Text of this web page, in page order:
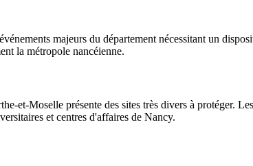
majeurs du département nécessitant un
la métropole nancéienne.
et-Moselle présente des sites très divers à protéger.
et centres d'affaires de Nancy.